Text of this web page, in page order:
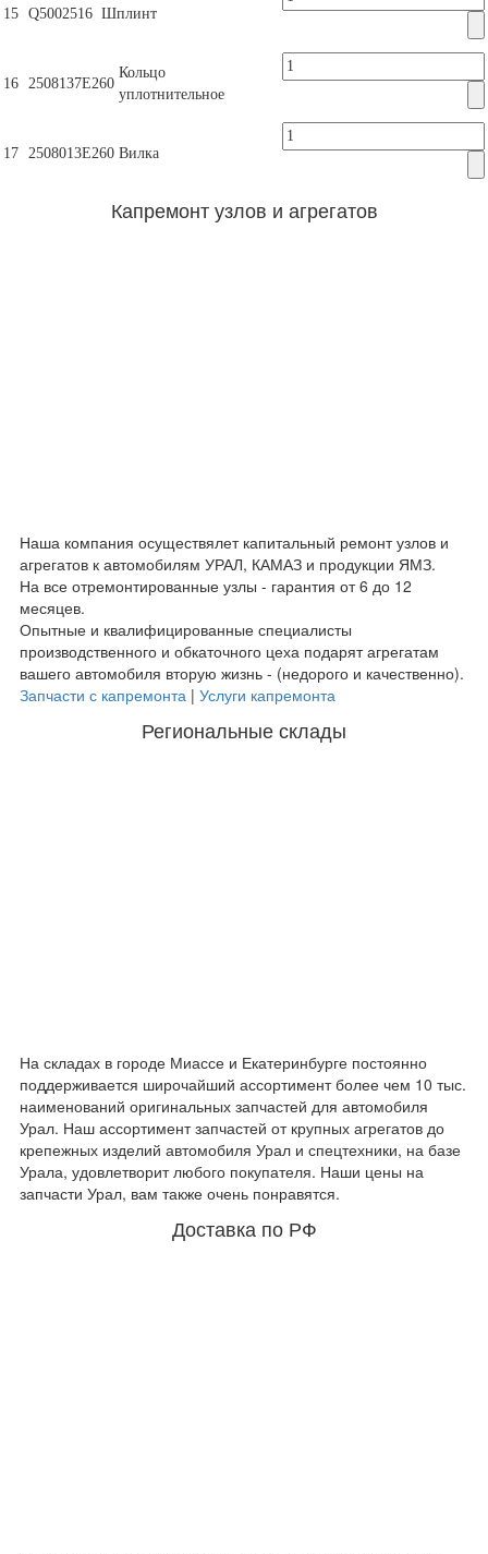
15 Q5002516 Шплинт
16 2508137Е260
Кольцо
уплотнительное
17 2508013Е260 Вилка
Капремонт узлов и агрегатов
Наша компания осуществялет капитальный ремонт узлов и
агрегатов к автомобилям УРАЛ, КАМАЗ и продукции ЯМЗ.
На все отремонтированные узлы - гарантия от 6 до 12
месяцев.
Опытные и квалифицированные специалисты
производственного и обкаточного цеха подарят агрегатам
вашего автомобиля вторую жизнь - (недорого и качественно).
Запчасти с капремонта | Услуги капремонта
Региональные склады
На складах в городе Миассе и Екатеринбурге постоянно
поддерживается широчайший ассортимент более чем 10 тыс.
наименований оригинальных запчастей для автомобиля
Урал. Наш ассортимент запчастей от крупных агрегатов до
крепежных изделий автомобиля Урал и спецтехники, на базе
Урала, удовлетворит любого покупателя. Наши цены на
запчасти Урал, вам также очень понравятся.
Доставка по РФ